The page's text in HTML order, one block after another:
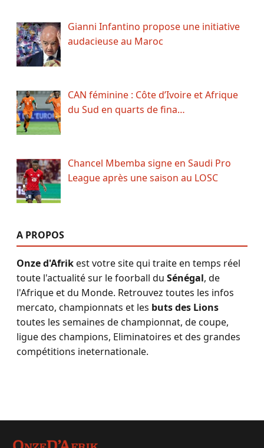
Gianni Infantino propose une initiative
audacieuse au Maroc
CAN féminine : Côte d’Ivoire et Afrique
du Sud en quarts de fina…
Chancel Mbemba signe en Saudi Pro
League après une saison au LOSC
A PROPOS
Onze d'Afrikest votre site qui traite en temps réel
toute l'actualité sur le foorball du Sénégal, de
l'Afrique et du Monde. Retrouvez toutes les infos
mercato, championnats et les buts des Lions
toutes les semaines de championnat, de coupe,
ligue des champions, Eliminatoires et des grandes
compétitions ineternationale.